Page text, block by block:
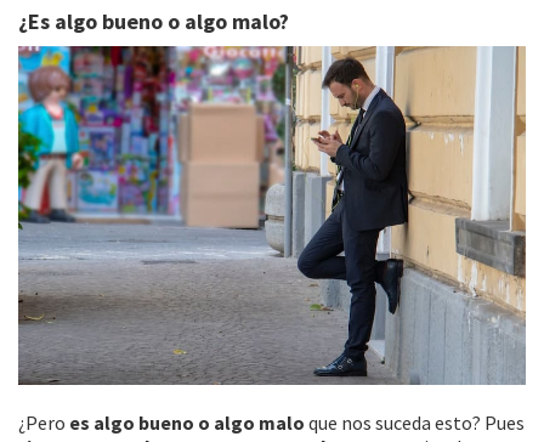
¿Es algo bueno o algo malo?
¿Pero es algo bueno o algo malo que nos suceda esto? Pues